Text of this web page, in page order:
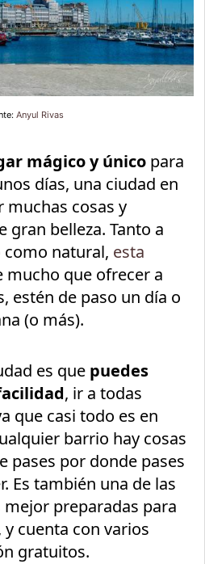
Anyul Rivas
mágico y único para
días, una ciudad en
muchas cosas y
gran belleza. Tanto a
natural, esta
mucho que ofrecer a
estén de paso un día o
(o más).
es que puedes
, ir a todas
que casi todo es en
barrio hay cosas
pases por donde pases
Es también una de las
preparadas para
cuenta con varios
gratuitos.